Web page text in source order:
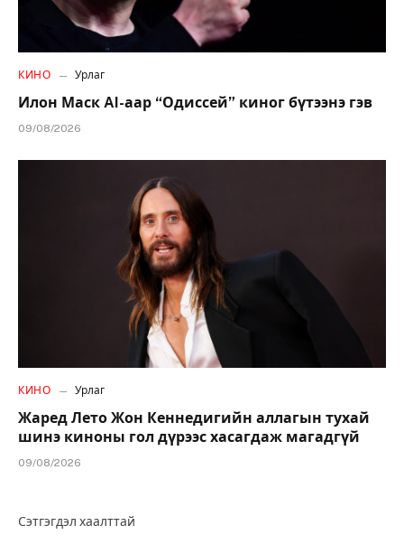
КИНО Урлаг
Илон Маск AI-аар “Одиссей” киног бүтээнэ гэв
09/08/2026
КИНО Урлаг
Жаред Лето Жон Кеннедигийн аллагын тухай
шинэ киноны гол дүрээс хасагдаж магадгүй
09/08/2026
Сэтгэгдэл хаалттай